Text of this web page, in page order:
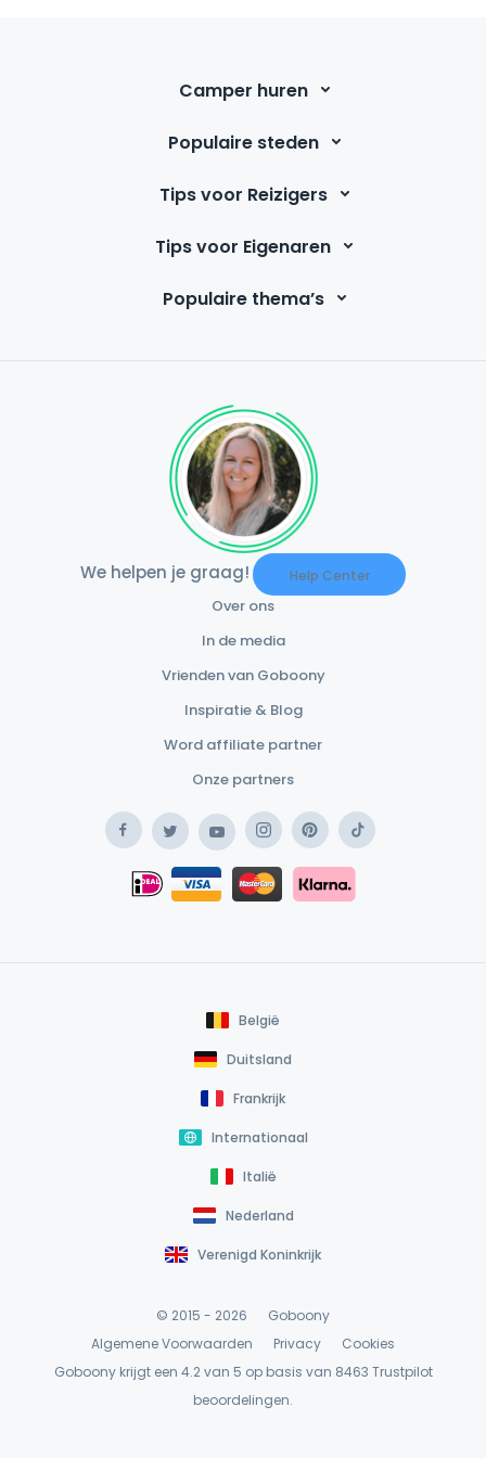
Camper huren
Populaire steden
Tips voor Reizigers
Tips voor Eigenaren
Populaire thema’s
We helpen je graag! Help Center
Over ons
In de media
Vrienden van Goboony
Inspiratie & Blog
Word affiliate partner
Onze partners
FacebookTwitterYouTubeInstagramPinterestTikTok
iDEAL
Safe Payment Card
Safe Payment Klarna
België
Duitsland
Frankrijk
Internationaal
Italië
Nederland
Verenigd Koninkrijk
© 2015 - 2026
Goboony
Algemene Voorwaarden
Privacy
Cookies
Goboony krijgt een 4.2 van 5 op basis van 8463 Trustpilot
beoordelingen.